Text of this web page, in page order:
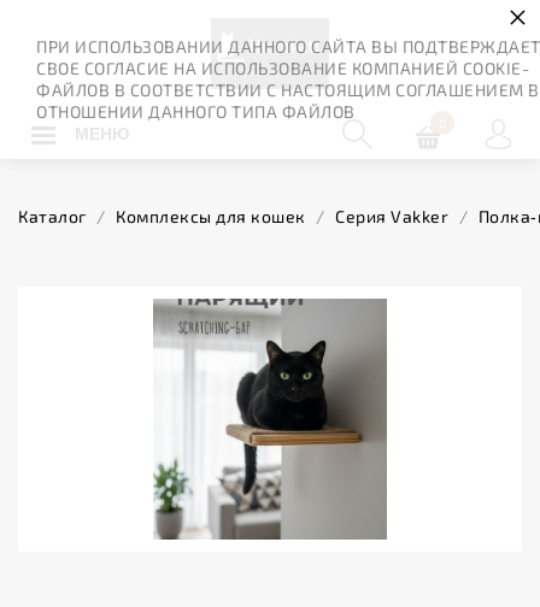
МЕНЮ
Каталог / Комплексы для кошек / Серия Vakker /
ПРИ ИСПОЛЬЗОВАНИИ ДАННОГО САЙТА ВЫ
СВОЕ СОГЛАСИЕ НА ИСПОЛЬЗОВАНИЕ КОМПАНИЕЙ COOKIE-
ФАЙЛОВ В СООТВЕТСТВИИ С НАСТОЯЩИМ СОГЛАШЕНИЕМ В
ОТНОШЕНИИ ДАННОГО ТИПА ФАЙЛОВ
×